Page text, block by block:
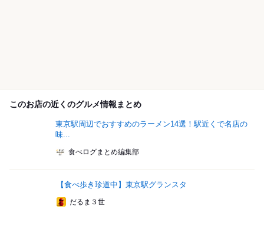
このお店の近くのグルメ情報まとめ
東京駅周辺でおすすめのラーメン14選！駅近くで名店の
味...
食べログまとめ編集部
【食べ歩き珍道中】東京駅グランスタ
だるま３世